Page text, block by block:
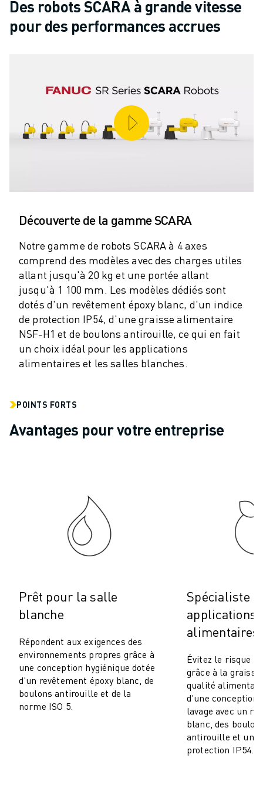
COÛT TOTAL D'UNE ROBOSHOT
MACHINES D'ÉLECTROÉROSION PAR FIL
ROBOCUT MAINTENANCE PRÉVENTIVE
SOLUTIONS IIOT
SOLUTIONS POUR L'USINE INTELLIGENTE
INDUSTRIES
AÉROSPATIALE
AUTOMOBILE
VÉHICULES ÉLECTRIQUES
ÉLECTRONIQUE
ALIMENTATION ET BOISSONS
MÉDICAL
PLASTIQUES
ENTREPOSAGE, LOGISTIQUE, POSTE ET COLIS
APPLICATIONS
ASSEMBLAGE
MOULAGE PAR INJECTION
ENTRETIEN DES MACHINES
INSPECTION DE LA VISION
DÉCOUPAGE PAR FIL EDM
SERVICE CLIENTÈLE
SERVICE CLIENTÈLE
FANUC PLANS
TERRAIN ET MAINTENANCE
SUPPORT TECHNIQUE À DISTANCE
Des robots SCARA à grande vitesse
pour des performances accrues
Découverte de la gamme SCARA
Notre gamme de robots SCARA à 4 axes
comprend des modèles avec des charges utiles
allant jusqu'à 20 kg et une portée allant
jusqu'à 1 100 mm. Les modèles dédiés sont
dotés d'un revêtement époxy blanc, d'un indice
de protection IP54, d'une graisse alimentaire
NSF-H1 et de boulons antirouille, ce qui en fait
un choix idéal pour les applications
alimentaires et les salles blanches.
POINTS FORTS
Avantages pour votre entreprise
Prêt pour la salle
blanche
Répondent aux exigences des
environnements propres grâce à
une conception hygiénique dotée
d'un revêtement époxy blanc, de
boulons antirouille et de la
norme ISO 5.
Spécialiste
applications
alimentaires
Évitez le risque
grâce à la graisse
qualité
d'une conception
lavage avec un
blanc, des
antirouille et un
protection IP54.